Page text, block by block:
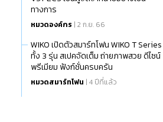
ทางการ
หมวดองค์กร | 2 ก.ย. 66
WIKO เปิดตัวสมาร์ทโฟน WIKO T Series
ทั้ง 3 รุ่น สเปคจัดเต็ม ถ่ายภาพสวย ดีไซน์
พรีเมียม ฟังก์ชั่นครบครัน
หมวดสมาร์ทโฟน | 4 ปีที่แล้ว